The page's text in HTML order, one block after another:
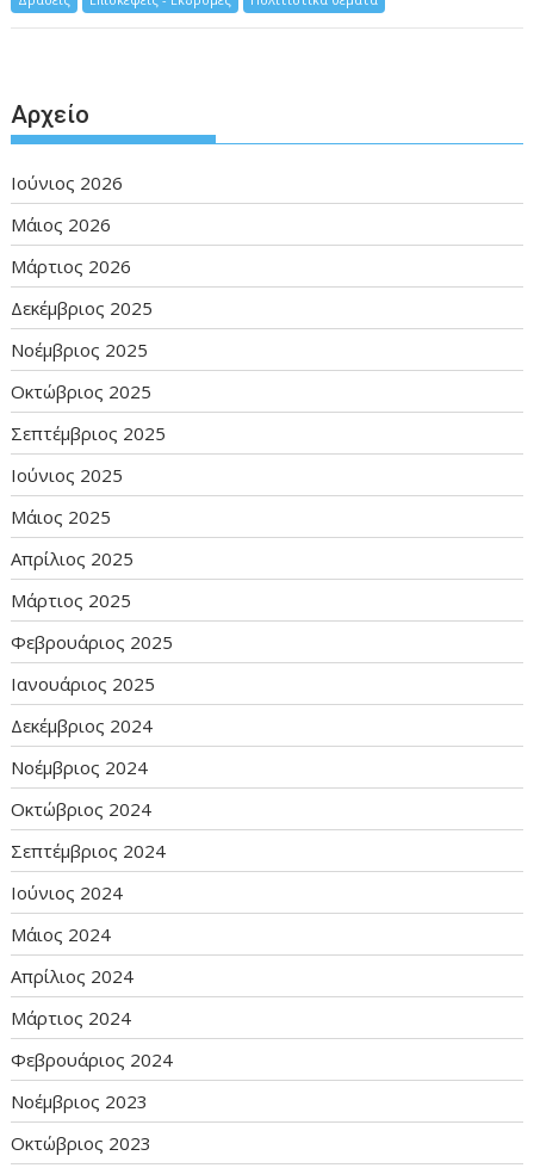
Αρχείο
Ιούνιος 2026
Μάιος 2026
Μάρτιος 2026
Δεκέμβριος 2025
Νοέμβριος 2025
Οκτώβριος 2025
Σεπτέμβριος 2025
Ιούνιος 2025
Μάιος 2025
Απρίλιος 2025
Μάρτιος 2025
Φεβρουάριος 2025
Ιανουάριος 2025
Δεκέμβριος 2024
Νοέμβριος 2024
Οκτώβριος 2024
Σεπτέμβριος 2024
Ιούνιος 2024
Μάιος 2024
Απρίλιος 2024
Μάρτιος 2024
Φεβρουάριος 2024
Νοέμβριος 2023
Οκτώβριος 2023